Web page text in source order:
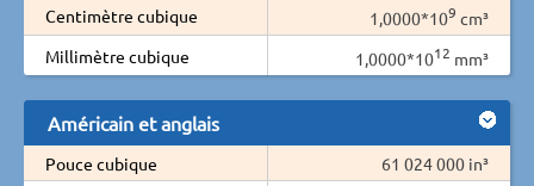
Centimètre cubique
1,0000*109 cm³
Millimètre cubique
1,0000*1012 mm³
Américain et anglais
Pouce cubique
61 024 000 in³